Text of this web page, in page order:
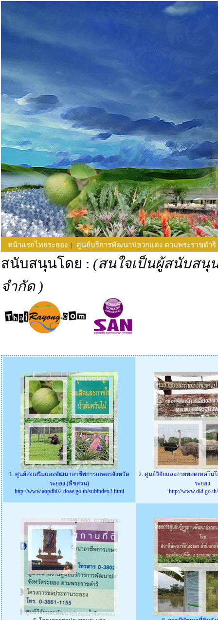
หน้าแรกไทยระยอง ศูนย์บริการพัฒนาปลวกแดง ตามพระราชดำริ
สนับสนุนโดย : (สนใจเป็นผู้สนับสนุ
จำกัด )
1. ศูนย์ส่งเสริมและพัฒนาอาชีพการเกษตรจังหวัด
ระยอง (พืชสวน)
http://www.aopdh02.doae.go.th/subindex3.html
2. ศูนย์วิจัยและถ่ายทอดเทคโน
ระยอง
http://